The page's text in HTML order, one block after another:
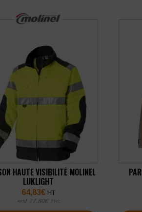
HAUTE VISIBILITÉ MOLINEL
LUKLIGHT
64,83€ HT
soit 77,80€ TTC